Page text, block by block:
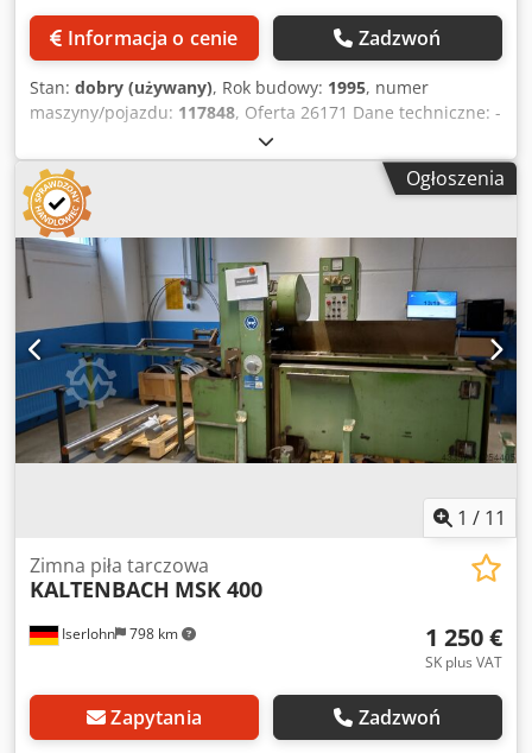
Informacja o cenie Zadzwoń
Stan: dobry (używany), Rok budowy: 1995, numer
maszyny/pojazdu: 117848, Oferta 26171 Dane techniczne: -
Średnica tarczy tnącej: do 400 mm - Zakres cięcia przy 90°:
okrągły 130 mm kwadrat: 120 mm prostokąt: 300 x 40 mm
lub: 240 x 85 mm - Zakres cięcia przy 45°: okrągły 130 mm
kwadrat: 110 mm prostokąt: 245 x 40 mm - Regulacja kąta
ukosu w lewo i prawo: od 0 do 90° - 2 prędkości cięcia: 13 +
26 m/min - Napęd: 400 V / 1,8 / 2,7 kW - Prędkość posuwu
tarczy regulowana bezstopniowo hydraulicznie - Pionowy,
hydrauliczny zacisk materiału + 2 szt. hydraulicznych
poziomych zacisków - Układ chłodzenia - Podajnik rolkowy z
półką, długość 5000 mm - Odbiornik rolkowy z
ogranicznikiem wymiarowym i sterowaniem
pozycjonowania, długość 4000 mm - Wymiary (ok.): szer.
900 x wys. 1950 x gł. 1200 mm Crjdpfxjzibdgj Afpjf - Waga
(ok.): ok. 850 kg
Ogłoszenia
1 / 11
Iserlohn 798 km
Zimna piła tarczowa
KALTENBACH MSK 400
1 250 €
SK plus VAT
Zapytania Zadzwoń